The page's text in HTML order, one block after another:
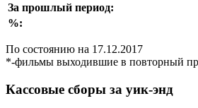
За прошлый период:
%:
По состоянию на 17.12.2017
*-фильмы выходившие в повторный
Кассовые сборы за уик-энд